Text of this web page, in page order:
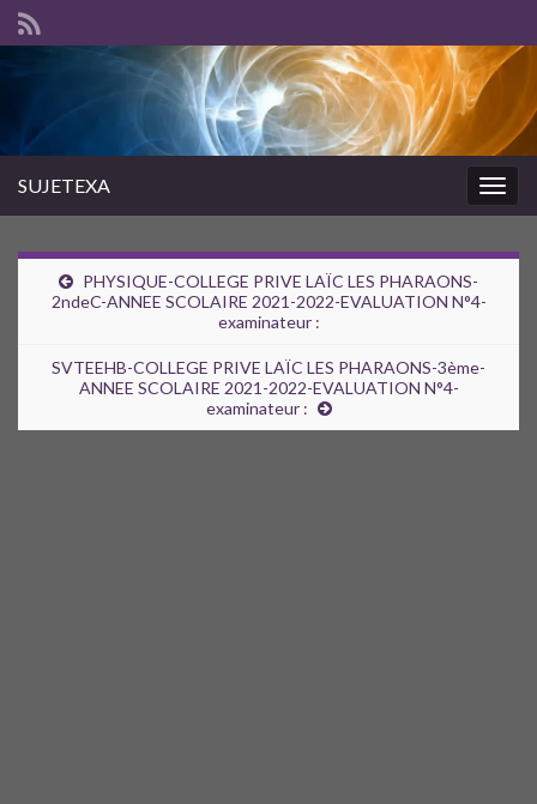
SUJETEXA
PHYSIQUE-COLLEGE PRIVE LAÏC LES PHARAONS-
2ndeC-ANNEE SCOLAIRE 2021-2022-EVALUATION N°4-
examinateur :
SVTEEHB-COLLEGE PRIVE LAÏC LES PHARAONS-3ème-
ANNEE SCOLAIRE 2021-2022-EVALUATION N°4-
examinateur :